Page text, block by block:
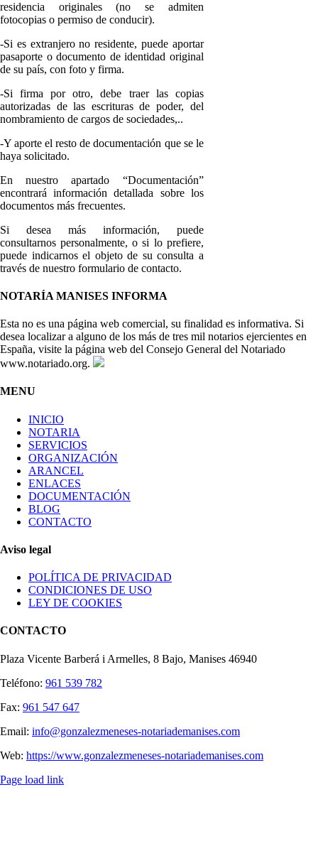
residencia originales (no se admiten
fotocopias o permiso de conducir).
-Si es extranjero no residente, puede aportar
pasaporte o documento de identidad original
de su país, con foto y firma.
-Si firma por otro, debe traer las copias
autorizadas de las escrituras de poder, del
nombramiento de cargos de sociedades,..
-Y aporte el resto de documentación que se le
haya solicitado.
En nuestro apartado “Documentación”
encontrará información detallada sobre los
documentos más frecuentes.
Si desea más información, puede
consultarnos personalmente, o si lo prefiere,
puede indicarnos el objeto de su consulta a
través de nuestro formulario de contacto.
NOTARÍA MANISES INFORMA
Esta no es una página web comercial, su finalidad es informativa. Si
desea localizar a alguno de los más de tres mil notarios ejercientes en
España, visite la página web del Consejo General del Notariado
www.notariado.org.
MENU
INICIO
NOTARIA
SERVICIOS
ORGANIZACIÓN
ARANCEL
ENLACES
DOCUMENTACIÓN
BLOG
CONTACTO
Aviso legal
POLÍTICA DE PRIVACIDAD
CONDICIONES DE USO
LEY DE COOKIES
CONTACTO
Plaza Vicente Barberá i Armelles, 8 Bajo, Manises 46940
Teléfono: 961 539 782
Fax: 961 547 647
Email: info@gonzalezmeneses-notariademanises.com
Web: https://www.gonzalezmeneses-notariademanises.com
Page load link